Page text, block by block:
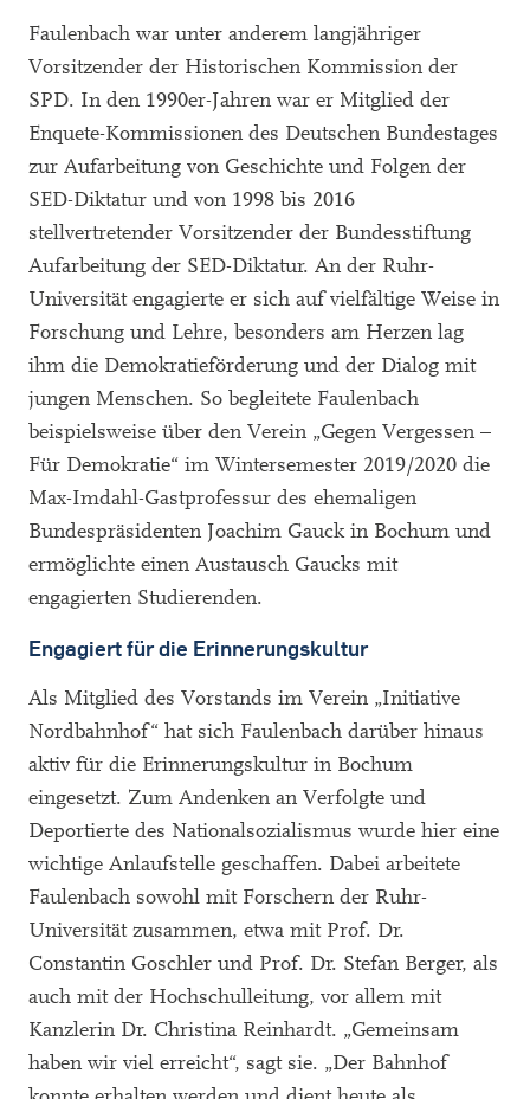
Faulenbach war unter anderem langjähriger
Vorsitzender der Historischen Kommission der
SPD. In den 1990er-Jahren war er Mitglied der
Enquete-Kommissionen des Deutschen Bundestages
zur Aufarbeitung von Geschichte und Folgen der
SED-Diktatur und von 1998 bis 2016
stellvertretender Vorsitzender der Bundesstiftung
Aufarbeitung der SED-Diktatur. An der Ruhr-
Universität engagierte er sich auf vielfältige Weise in
Forschung und Lehre, besonders am Herzen lag
ihm die Demokratieförderung und der Dialog mit
jungen Menschen. So begleitete Faulenbach
beispielsweise über den Verein „Gegen Vergessen –
Für Demokratie“ im Wintersemester 2019/2020 die
Max-Imdahl-Gastprofessur des ehemaligen
Bundespräsidenten Joachim Gauck in Bochum und
ermöglichte einen Austausch Gaucks mit
engagierten Studierenden.
Engagiert für die Erinnerungskultur
Als Mitglied des Vorstands im Verein „Initiative
Nordbahnhof“ hat sich Faulenbach darüber hinaus
aktiv für die Erinnerungskultur in Bochum
eingesetzt. Zum Andenken an Verfolgte und
Deportierte des Nationalsozialismus wurde hier eine
wichtige Anlaufstelle geschaffen. Dabei arbeitete
Faulenbach sowohl mit Forschern der Ruhr-
Universität zusammen, etwa mit Prof. Dr.
Constantin Goschler und Prof. Dr. Stefan Berger, als
auch mit der Hochschulleitung, vor allem mit
Kanzlerin Dr. Christina Reinhardt. „Gemeinsam
haben wir viel erreicht“, sagt sie. „Der Bahnhof